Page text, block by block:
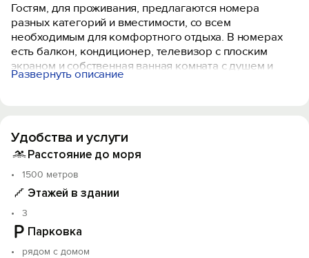
Гостям, для проживания, предлагаются номера
разных категорий и вместимости, со всем
необходимым для комфортного отдыха. В номерах
есть балкон, кондиционер, телевизор с плоским
экраном и собственная ванная комната с душем и
феном.
До дворца зимнего спорта «Айсберг» и гоночной
аттракционов Сочи-парк 10 минут пешком.
Окрестности отлично подходят для прогулок.
Объект прошёл классификацию. Номер реестровой
записи: С232025012550.
Развернуть описание
Удобства и услуги
Расстояние до моря
1500 метров
Этажей в здании
3
Парковка
рядом с домом